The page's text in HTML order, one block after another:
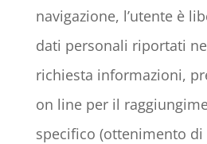
navigazione, l’utente è
dati personali riportati
richiesta informazioni,
on line per il
specifico (ottenimento